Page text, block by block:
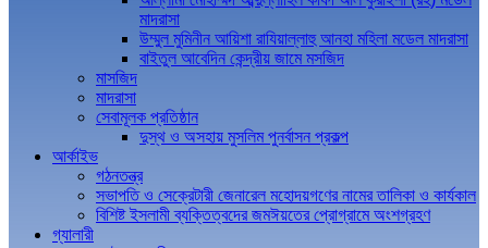
মাদরাসা
উম্মুল মুমিনীন আয়িশা রাযিয়াল্লাহু আনহা মহিলা মডেল মাদরাসা
বাইতুল আবেদিন কেন্দ্রীয় জামে মসজিদ
মাসজিদ
মাদরাসা
সেবামূলক প্রতিষ্ঠান
দুস্থ ও অসহায় মুসলিম পুনর্বাসন প্রকল্প
আর্কাইভ
গঠনতন্ত্র
সভাপতি ও সেক্রেটারী জেনারেল মহোদয়গণের নামের তালিকা ও কার্যকাল
বিশিষ্ট ইসলামী ব্যক্তিত্বদের জমঈয়তের প্রোগ্রামে অংশগ্রহণ
গ্যালারী